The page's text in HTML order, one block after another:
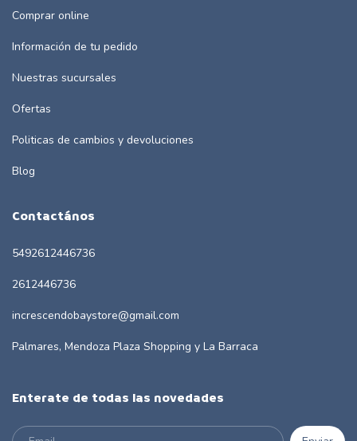
Comprar online
Información de tu pedido
Nuestras sucursales
Ofertas
Politicas de cambios y devoluciones
Blog
Contactános
5492612446736
2612446736
increscendobaystore@gmail.com
Palmares, Mendoza Plaza Shopping y La Barraca
Enterate de todas las novedades